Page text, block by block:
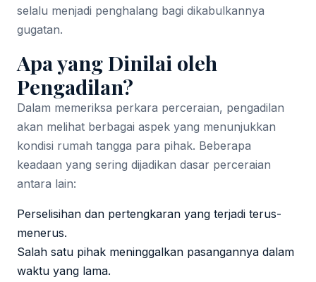
selalu menjadi penghalang bagi dikabulkannya
gugatan.
Apa yang Dinilai oleh
Pengadilan?
Dalam memeriksa perkara perceraian, pengadilan
akan melihat berbagai aspek yang menunjukkan
kondisi rumah tangga para pihak. Beberapa
keadaan yang sering dijadikan dasar perceraian
antara lain:
Perselisihan dan pertengkaran yang terjadi terus-
menerus.
Salah satu pihak meninggalkan pasangannya dalam
waktu yang lama.